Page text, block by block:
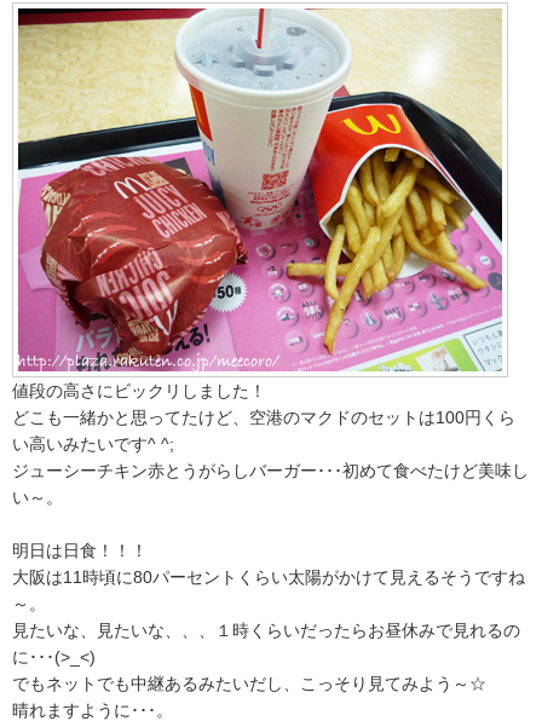
値段の高さにビックリしました！
どこも一緒かと思ってたけど、空港のマクドのセットは100円くら
い高いみたいです^ ^;
ジューシーチキン赤とうがらしバーガー･･･初めて食べたけど美味し
い～。
明日は日食！！！
大阪は11時頃に80パーセントくらい太陽がかけて見えるそうですね
～。
見たいな、見たいな、、、１時くらいだったらお昼休みで見れるの
に･･･(>_<)
でもネットでも中継あるみたいだし、こっそり見てみよう～☆
晴れますように･･･。